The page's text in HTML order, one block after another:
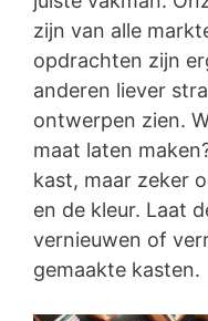
zijn van alle
opdrachten zijn
anderen liever
ontwerpen zien.
maat laten
kast, maar zeker
en de kleur. Laat
vernieuwen of
gemaakte kasten.